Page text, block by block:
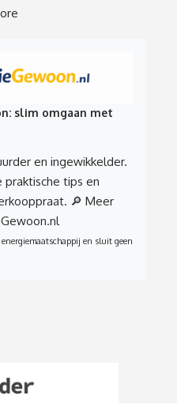
slim omgaan met
en ingewikkelder.
praktische tips en
🔎 Meer
en sluit geen